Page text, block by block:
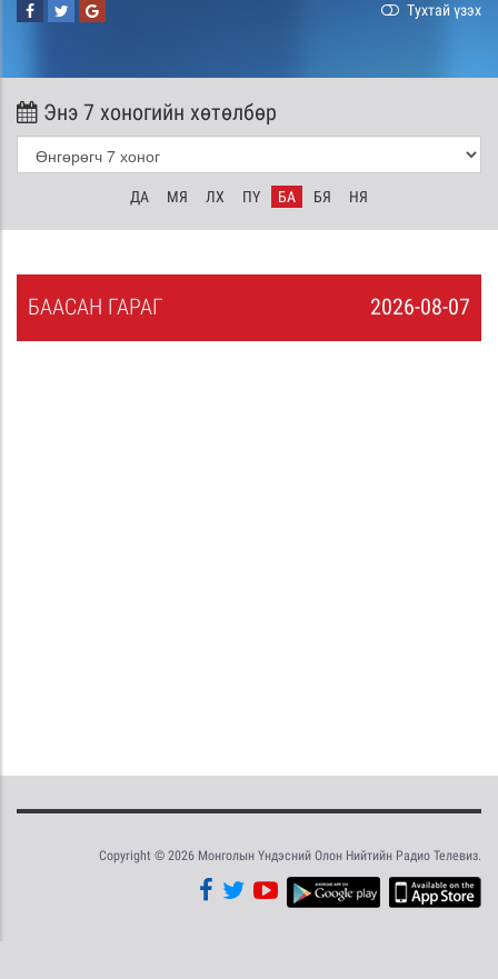
Тухтай үзэх
Энэ 7 хоногийн хөтөлбөр
ДА МЯ ЛХ ПҮ БА БЯ НЯ
2026-08-07
БААСАН ГАРАГ
Copyright © 2026 Монголын Үндэсний Олон Нийтийн Радио Телевиз.